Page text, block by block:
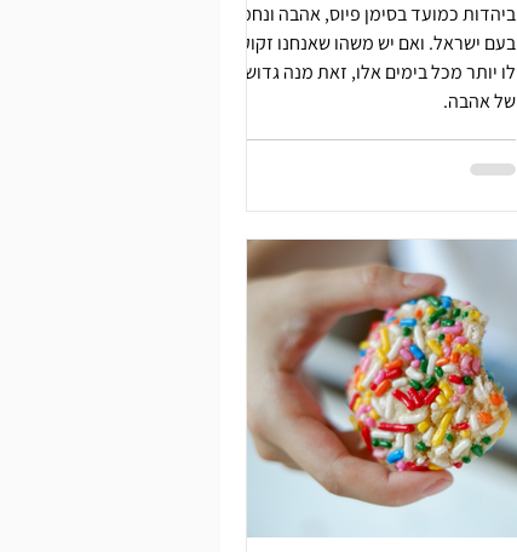
ביהדות כמועד בסימן פיוס, אהבה ונחמה
בעם ישראל. ואם יש משהו שאנחנו זקוקים
לו יותר מכל בימים אלו, זאת מנה גדושה
של אהבה.